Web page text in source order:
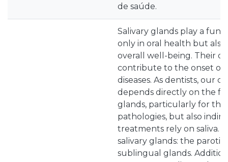
de saúde.
Salivary glands play a
only in oral health but also
overall well-being. Their
contribute to the onset of
diseases. As dentists, our
depends directly on the
glands, particularly for
pathologies, but also
treatments rely on saliva.
salivary glands: the
sublingual glands.